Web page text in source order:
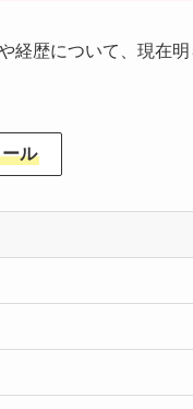
経歴について、現在
ル